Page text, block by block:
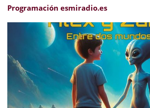
Programación esmiradio.es